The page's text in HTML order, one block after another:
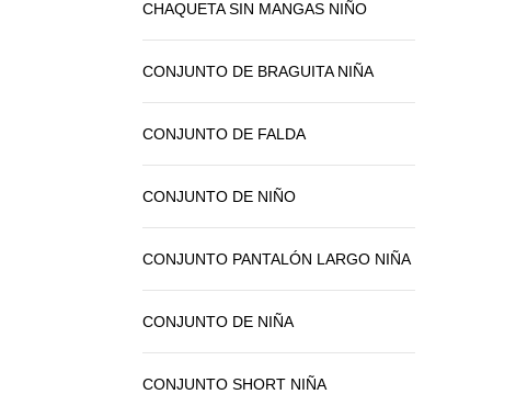
CHAQUETA SIN MANGAS NIÑO
CONJUNTO DE BRAGUITA NIÑA
CONJUNTO DE FALDA
CONJUNTO DE NIÑO
CONJUNTO PANTALÓN LARGO NIÑA
CONJUNTO DE NIÑA
CONJUNTO SHORT NIÑA